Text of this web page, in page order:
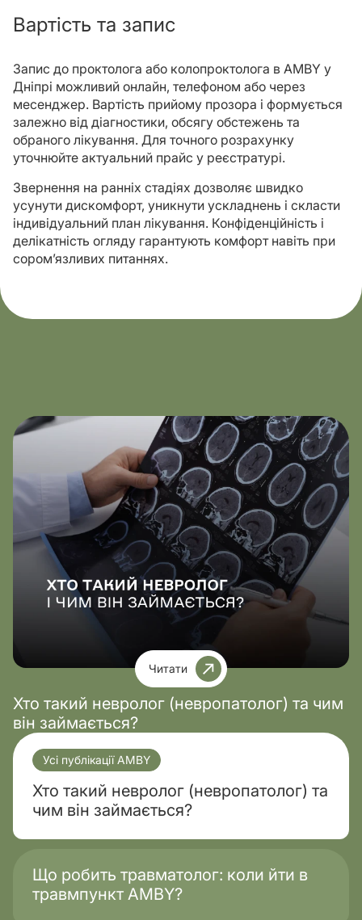
Вартість та запис
Запис до проктолога або колопроктолога в AMBY у
Дніпрі можливий онлайн, телефоном або через
месенджер. Вартість прийому прозора і формується
залежно від діагностики, обсягу обстежень та
обраного лікування. Для точного розрахунку
уточнюйте актуальний прайс у реєстратурі.
Звернення на ранніх стадіях дозволяє швидко
усунути дискомфорт, уникнути ускладнень і скласти
індивідуальний план лікування. Конфіденційність і
делікатність огляду гарантують комфорт навіть при
сором’язливих питаннях.
Читати
Хто такий невролог (невропатолог) та чим
він займається?
Усі публікації AMBY
Хто такий невролог (невропатолог) та
чим він займається?
Що робить травматолог: коли йти в
травмпункт AMBY?